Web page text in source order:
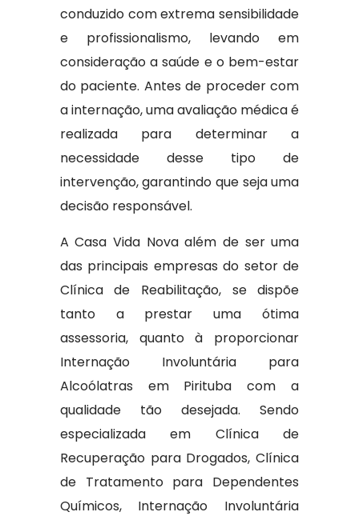
conduzido com extrema sensibilidade
e profissionalismo, levando em
consideração a saúde e o bem-estar
do paciente. Antes de proceder com
a internação, uma avaliação médica é
realizada para determinar a
necessidade desse tipo de
intervenção, garantindo que seja uma
decisão responsável.
A Casa Vida Nova além de ser uma
das principais empresas do setor de
Clínica de Reabilitação, se dispõe
tanto a prestar uma ótima
assessoria, quanto à proporcionar
Internação Involuntária para
Alcoólatras em Pirituba com a
qualidade tão desejada. Sendo
especializada em Clínica de
Recuperação para Drogados, Clínica
de Tratamento para Dependentes
Químicos, Internação Involuntária